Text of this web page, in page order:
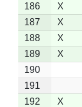
186
X
187
X
188
X
189
X
190
191
192
X